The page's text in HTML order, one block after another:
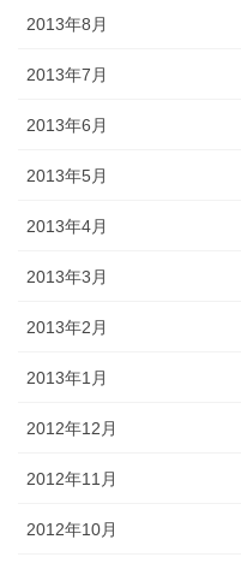
2013年8月
2013年7月
2013年6月
2013年5月
2013年4月
2013年3月
2013年2月
2013年1月
2012年12月
2012年11月
2012年10月